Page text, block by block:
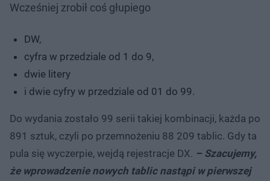
Wcześniej zrobił coś głupiego
DW,
cyfra w przedziale od 1 do 9,
dwie litery
i dwie cyfry w przedziale od 01 do 99.
Do wydania zostało 99 serii takiej kombinacji, każda po
891 sztuk, czyli po przemnożeniu 88 209 tablic. Gdy ta
pula się wyczerpie, wejdą rejestracje DX. – Szacujemy,
że wprowadzenie nowych tablic nastąpi w pierwszej